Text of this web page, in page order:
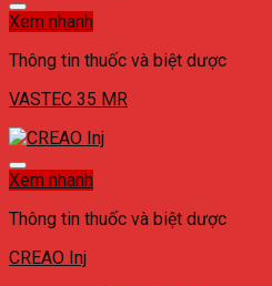
Xem nhanh
Thông tin thuốc và biệt dược
VASTEC 35 MR
Xem nhanh
Thông tin thuốc và biệt dược
CREAO Inj